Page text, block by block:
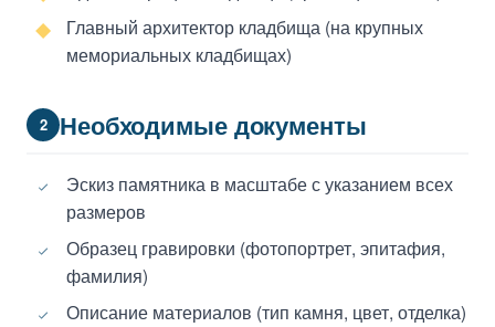
Главный архитектор кладбища (на крупных
мемориальных кладбищах)
2 Необходимые документы
Эскиз памятника в масштабе с указанием всех
размеров
Образец гравировки (фотопортрет, эпитафия,
фамилия)
Описание материалов (тип камня, цвет, отделка)